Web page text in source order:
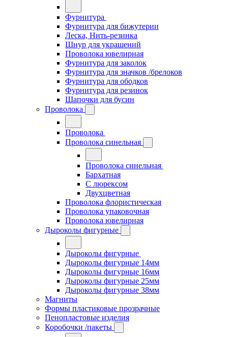
Фурнитура
Фурнитура для бижутерии
Леска, Нить-резинка
Шнур для украшений
Проволока ювелирная
Фурнитура для заколок
Фурнитура для значков /брелоков
Фурнитура для ободков
Фурнитура для резинок
Шапочки для бусин
Проволока
Проволока
Проволока синельная
Проволока синельная
Бархатная
С люрексом
Двухцветная
Проволока флористическая
Проволока упаковочная
Проволока ювелирная
Дыроколы фигурные
Дыроколы фигурные
Дыроколы фигурные 14мм
Дыроколы фигурные 16мм
Дыроколы фигурные 25мм
Дыроколы фигурные 38мм
Магниты
Формы пластиковые прозрачные
Пенопластовые изделия
Коробочки /пакеты